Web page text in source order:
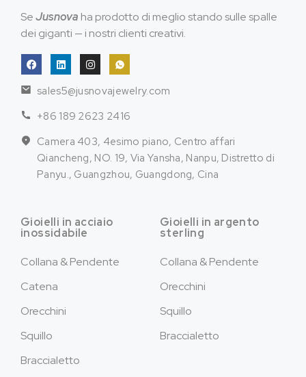
SeJusnova ha prodotto di meglio stando sulle spalle
dei giganti — i nostri clienti creativi.
sales5@jusnovajewelry.com
+86 189 2623 2416
Camera 403, 4esimo piano, Centro affari
Qiancheng, NO. 19, Via Yansha, Nanpu, Distretto di
Panyu., Guangzhou, Guangdong, Cina
Gioielli in acciaio
inossidabile
Collana & Pendente
Catena
Orecchini
Squillo
Braccialetto
Gioielli in argento
sterling
Collana & Pendente
Orecchini
Squillo
Braccialetto